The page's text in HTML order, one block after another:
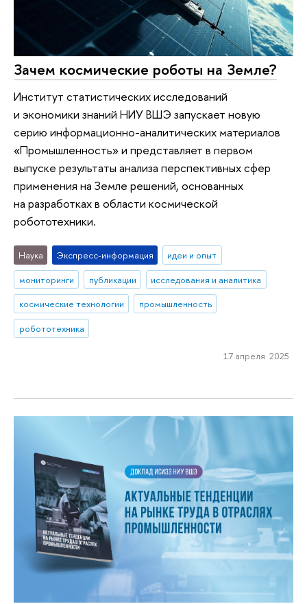
Зачем космические роботы на Земле?
Институт статистических исследований
и экономики знаний НИУ ВШЭ запускает новую
серию информационно-аналитических материалов
«Промышленность» и представляет в первом
выпуске результаты анализа перспективных сфер
применения на Земле решений, основанных
на разработках в области космической
робототехники.
Наука Экспресс-информация
идеи и опыт
мониторинги
публикации
исследования и аналитика
космические технологии
промышленность
робототехника
17 апреля 2025